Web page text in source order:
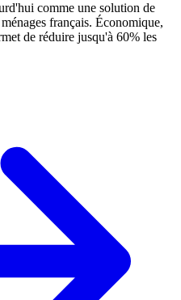
comme une solution de
français. Économique,
de réduire jusqu'à 60% les